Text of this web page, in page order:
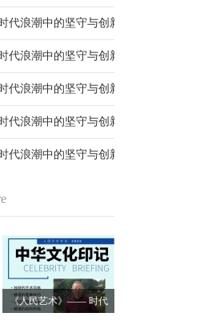
代浪潮中的坚守与创新丨专访莫怀远
代浪潮中的坚守与创新丨专访卿笃武
代浪潮中的坚守与创新丨专访张涛
代浪潮中的坚守与创新丨专访沈志昂
代浪潮中的坚守与创新丨专访李润德
《人民艺术》—— 时代